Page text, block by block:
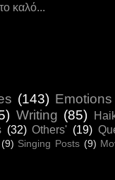
καλό...
(143) Emotions
Writing (85)
(32) Others' (19)
(9) Singing Posts (9)